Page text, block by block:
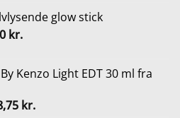
pris
er:
glow stick
kr.Den
er:
Kenzo Light EDT 30 ml fra
kr.Den